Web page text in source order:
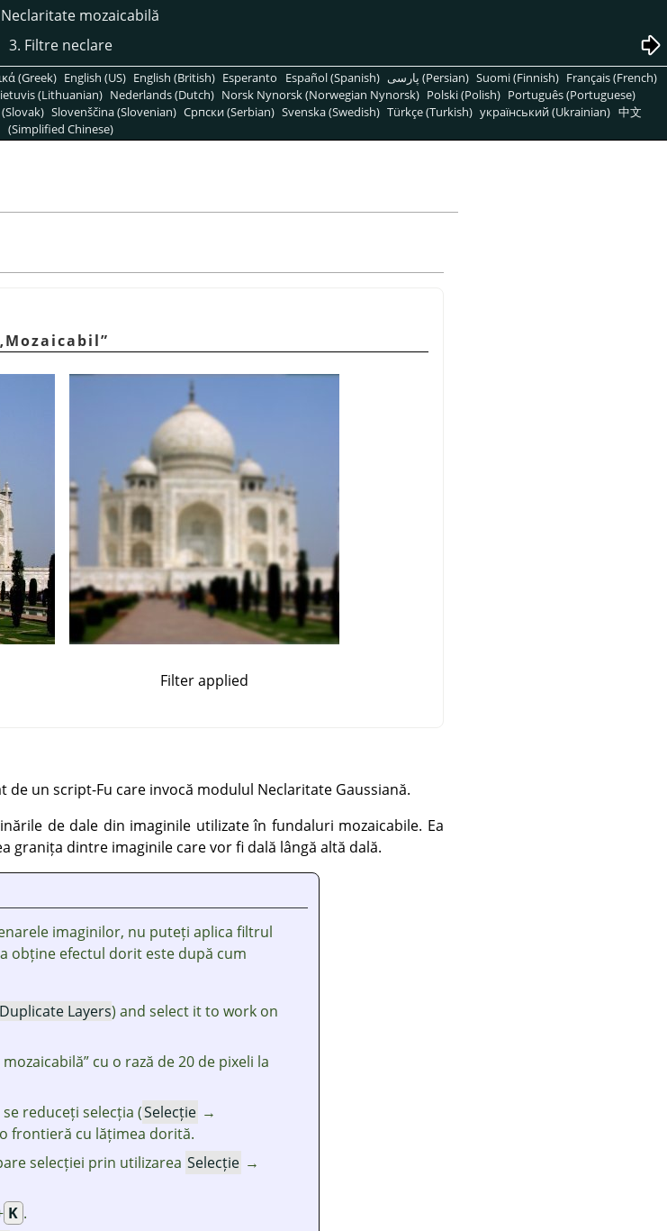
mozaicabilă
3. Filtre neclare
(Greek) English (US) English (British) Esperanto Español (Spanish) پارسی (Persian) Suomi (Finnish) Français (French)
(Lithuanian) Nederlands (Dutch) Norsk Nynorsk (Norwegian Nynorsk) Polski (Polish) Português (Portuguese)
Slovenščina (Slovenian) Српски (Serbian) Svenska (Swedish) Türkçe (Turkish) український (Ukrainian) 中文
(Simplified Chinese)
Mozaicabil”
Filter applied
un script-Fu care invocă modulul Neclaritate Gaussiană.
de dale din imaginile utilizate în fundaluri mozaicabile. Ea
granița dintre imaginile care vor fi dală lângă altă dală.
imaginilor, nu puteți aplica filtrul
obține efectul dorit este după cum
Duplicate Layers) and select it to work on
” cu o rază de 20 de pixeli la
se reduceți selecția (Selecție →
frontieră cu lățimea dorită.
selecției prin utilizarea Selecție →
K .